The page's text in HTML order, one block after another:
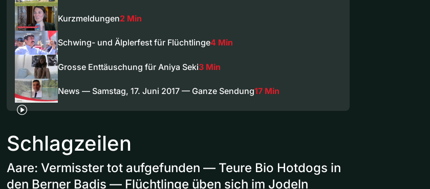
Kurzmeldungen2 Min
Schwing- und Älplerfest für Flüchtlinge4 Min
Grosse Enttäuschung für Aniya Seki3 Min
News — Samstag, 17. Juni 2017 — Ganze Sendung17 Min
Schlagzeilen
Aare: Vermisster tot aufgefunden — Teure Bio Hotdogs in
den Berner Badis — Flüchtlinge üben sich im Jodeln